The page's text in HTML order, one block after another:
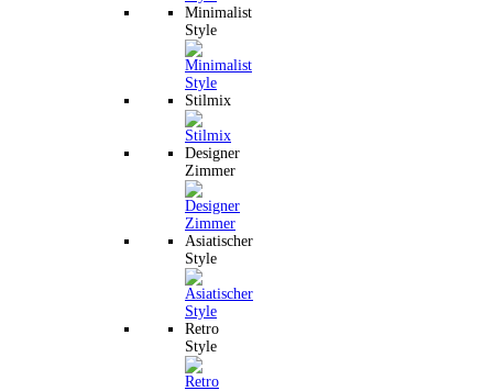
Minimalist
Style
Stilmix
Designer
Zimmer
Asiatischer
Style
Retro
Style